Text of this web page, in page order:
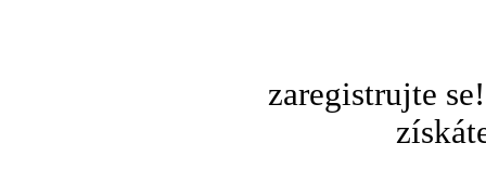
zaregistrujte